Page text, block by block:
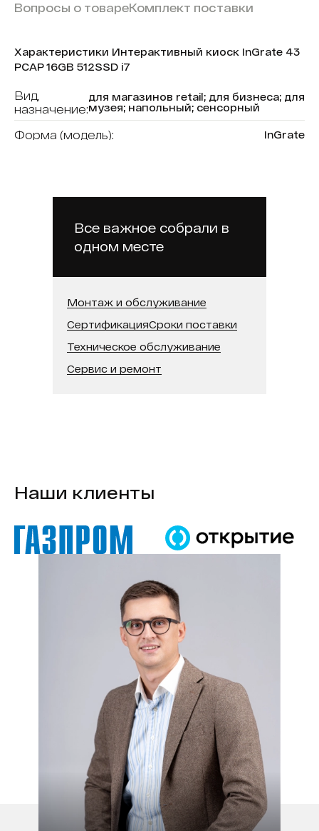
Вопросы о товареКомплект поставки
Характеристики Интерактивный киоск InGrate 43
PCAP 16GB 512SSD i7
Вид,
назначение:
для магазинов retail; для бизнеса; для
музея; напольный; сенсорный
Форма (модель): InGrate
Встроенная память (SSD):
Диагональ:
Все важное собрали в
одном месте
Монтаж и обслуживание
СертификацияСроки поставки
Техническое обслуживание
Сервис и ремонт
Наши клиенты